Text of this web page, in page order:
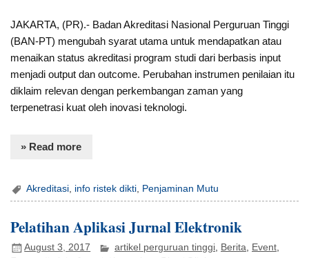
JAKARTA, (PR).- Badan Akreditasi Nasional Perguruan Tinggi
(BAN-PT) mengubah syarat utama untuk mendapatkan atau
menaikan status akreditasi program studi dari berbasis input
menjadi output dan outcome. Perubahan instrumen penilaian itu
diklaim relevan dengan perkembangan zaman yang
terpenetrasi kuat oleh inovasi teknologi.
» Read more
Akreditasi info ristek dikti Penjaminan Mutu
Pelatihan Aplikasi Jurnal Elektronik
August 3, 2017 artikel perguruan tinggi, Berita, Event,